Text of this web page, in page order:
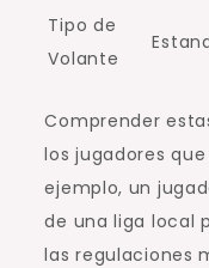
Tipo de
Volante
Comprender
los jugadores
ejemplo, un
de una liga local
las regulaciones